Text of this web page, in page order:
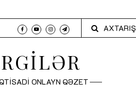
AXTARIŞ
ONLAYN QƏZET